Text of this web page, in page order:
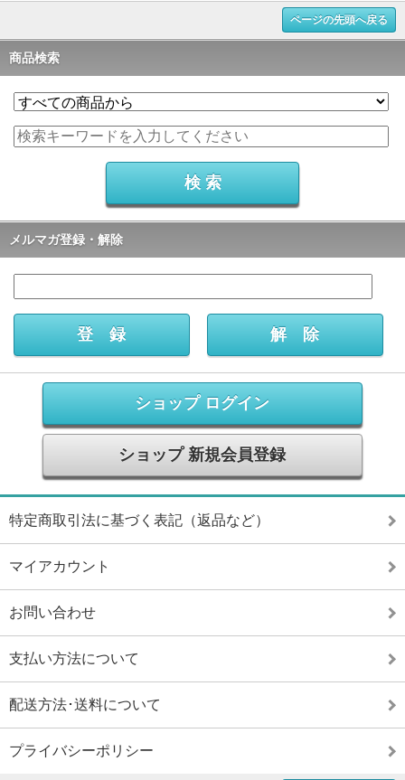
ページの先頭へ戻る
商品検索
メルマガ登録・解除
ショップ ログイン
ショップ 新規会員登録
特定商取引法に基づく表記（返品など）
マイアカウント
お問い合わせ
支払い方法について
配送方法･送料について
プライバシーポリシー